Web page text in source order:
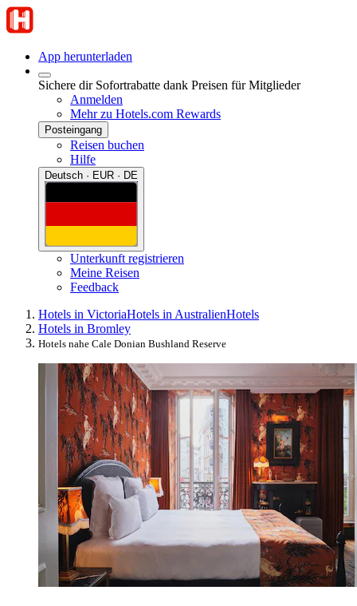
App herunterladen
Sichere dir Sofortrabatte dank Preisen für Mitglieder
Anmelden
Mehr zu Hotels.com Rewards
Posteingang
Reisen buchen
Hilfe
Deutsch · EUR · DE
Unterkunft registrieren
Meine Reisen
Feedback
Hotels in VictoriaHotels in AustralienHotels
Hotels in Bromley
Hotels nahe Cale Donian Bushland Reserve